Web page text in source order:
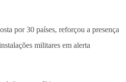
por 30 países, reforçou a presença
militares em alerta